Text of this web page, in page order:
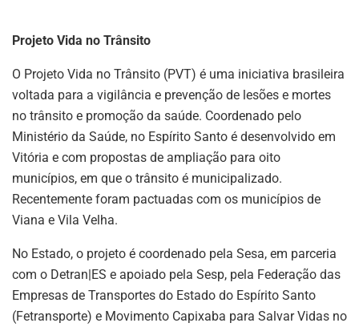
Projeto Vida no Trânsito
O Projeto Vida no Trânsito (PVT) é uma iniciativa brasileira
voltada para a vigilância e prevenção de lesões e mortes
no trânsito e promoção da saúde. Coordenado pelo
Ministério da Saúde, no Espírito Santo é desenvolvido em
Vitória e com propostas de ampliação para oito
municípios, em que o trânsito é municipalizado.
Recentemente foram pactuadas com os municípios de
Viana e Vila Velha.
No Estado, o projeto é coordenado pela Sesa, em parceria
com o Detran|ES e apoiado pela Sesp, pela Federação das
Empresas de Transportes do Estado do Espírito Santo
(Fetransporte) e Movimento Capixaba para Salvar Vidas no